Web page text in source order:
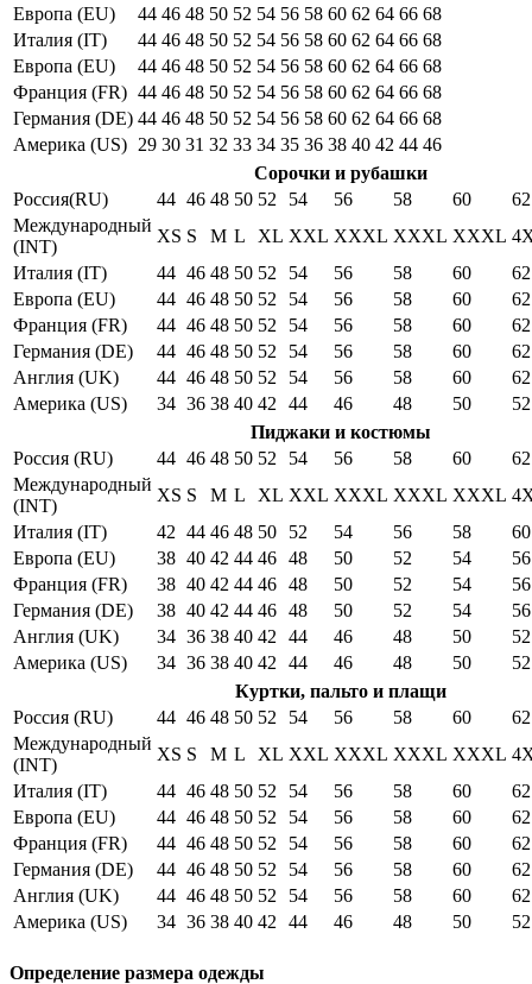
Европа (EU)
44 46 48 50 52 54 56 58 60 62 64 66 68
Италия (IT)
44 46 48 50 52 54 56 58 60 62 64 66 68
Европа (EU)
44 46 48 50 52 54 56 58 60 62 64 66 68
Франция (FR) 44 46 48 50 52 54 56 58 60 62 64 66 68
Германия (DE) 44 46 48 50 52 54 56 58 60 62 64 66 68
Америка (US) 29 30 31 32 33 34 35 36 38 40 42 44 46
Сорочки и рубашки
Россия(RU)
44 46 48 50 52 54 56 58 60
62
Международный
(INT)
XS S M L XL XXL XXXL XXXL XXXL
Италия (IT)
44 46 48 50 52 54 56 58 60
62
Европа (EU)
44 46 48 50 52 54 56 58 60
62
Франция (FR)
44 46 48 50 52 54 56 58 60
62
Германия (DE)
44 46 48 50 52 54 56 58 60
62
Англия (UK)
44 46 48 50 52 54 56 58 60
62
Америка (US)
34 36 38 40 42 44 46 48 50
52
Пиджаки и костюмы
Россия (RU)
44 46 48 50 52 54 56 58 60
62
Международный
(INT)
XS S M L XL XXL XXXL XXXL XXXL
Италия (IT)
42 44 46 48 50 52 54 56 58
60
Европа (EU)
38 40 42 44 46 48 50 52 54
56
Франция (FR)
38 40 42 44 46 48 50 52 54
56
Германия (DE)
38 40 42 44 46 48 50 52 54
56
Англия (UK)
34 36 38 40 42 44 46 48 50
52
Америка (US)
34 36 38 40 42 44 46 48 50
52
Куртки, пальто и плащи
Россия (RU)
44 46 48 50 52 54 56 58 60
62
Международный
(INT)
XS S M L XL XXL XXXL XXXL XXXL
Италия (IT)
44 46 48 50 52 54 56 58 60
62
Европа (EU)
44 46 48 50 52 54 56 58 60
62
Франция (FR)
44 46 48 50 52 54 56 58 60
62
Германия (DE)
44 46 48 50 52 54 56 58 60
62
Англия (UK)
44 46 48 50 52 54 56 58 60
62
Америка (US)
34 36 38 40 42 44 46 48 50 52
Определение размера одежды